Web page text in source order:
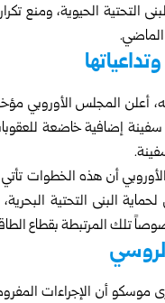
التحتية الحيوية، ومنع
الماضي.
أعلن المجلس الأوروبي
على 41 سفينة إضافية خاضعة
الأوروبي أن هذه الخطوات
لحماية البنى التحتية
تلك المرتبطة بقطاع
موسكو أن الإجراءات